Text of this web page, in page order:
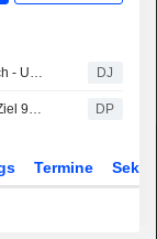
Aktien Schweiz schließen freundlich - US-Vorgaben stützen DJ
Jefferies belässt Nestle auf 'Buy' - Ziel 99 Franken DP
Termine Sektor